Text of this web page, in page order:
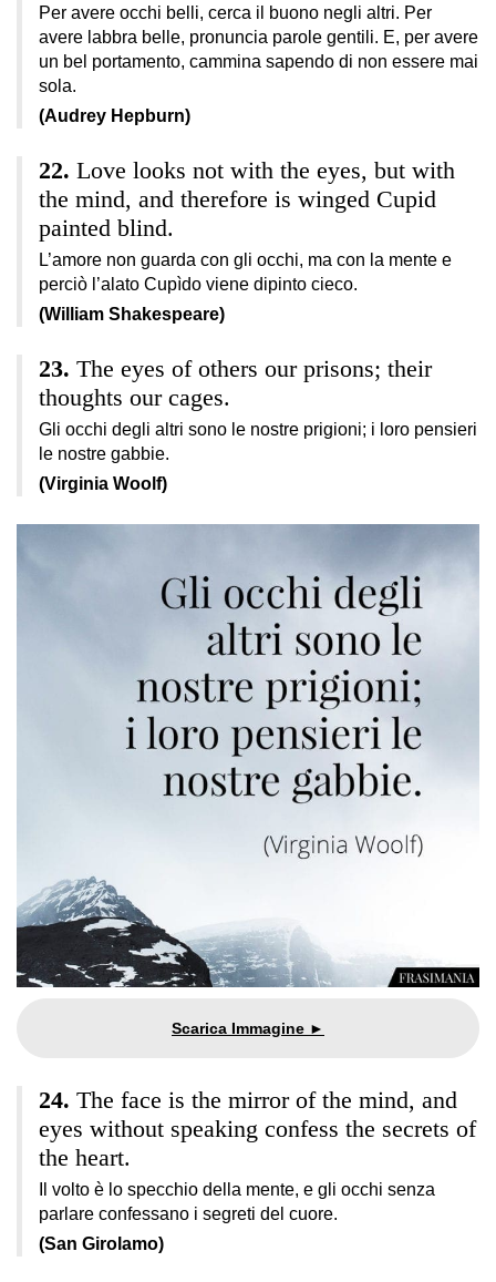
Per avere occhi belli, cerca il buono negli altri. Per
avere labbra belle, pronuncia parole gentili. E, per avere
un bel portamento, cammina sapendo di non essere mai
sola.
(Audrey Hepburn)
Love looks not with the eyes, but with
the mind, and therefore is winged Cupid
painted blind.
L’amore non guarda con gli occhi, ma con la mente e
perciò l’alato Cupìdo viene dipinto cieco.
(William Shakespeare)
The eyes of others our prisons; their
thoughts our cages.
Gli occhi degli altri sono le nostre prigioni; i loro pensieri
le nostre gabbie.
(Virginia Woolf)
The face is the mirror of the mind, and
eyes without speaking confess the secrets of
the heart.
Il volto è lo specchio della mente, e gli occhi senza
parlare confessano i segreti del cuore.
(San Girolamo)